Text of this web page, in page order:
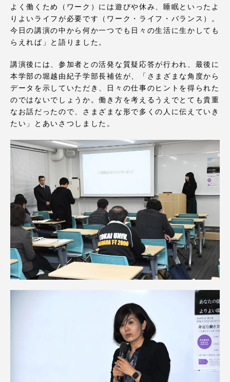
よく働くため（ワーク）には遊びや休み、睡眠といったよ
りよいライフが必要です（ワーク・ライフ・バランス）。
今日の講演の中から何か一つでも日々の生活に生かしても
らえれば」と語りました。
講演後には、参加者との活発な質疑応答が行われ、最後に
本学部の堀越由紀子学部長補佐が、「さまざまな角度から
データを示していただき、日々の仕事のヒントを得られた
のではないでしょうか。働き方を考えるうえでとても貴重
なお話だったので、さまざまな形で多くの人に伝えていき
たい」とあいさつしました。
卒業にあたってのアンケート
認証評価
教育研究上の目的及び養成する人材像と３つの
ポリシー
資料請求 お問い合わせ
在学生・保護者向けポータル（TIPS） 本学教職員向け情報
中文